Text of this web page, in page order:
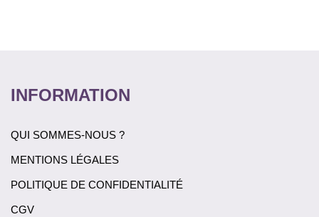
INFORMATION
QUI SOMMES-NOUS ?
MENTIONS LÉGALES
POLITIQUE DE CONFIDENTIALITÉ
CGV